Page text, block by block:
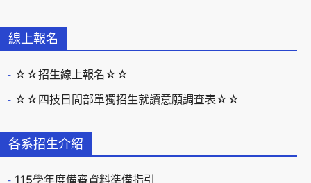
線上報名
☆☆招生線上報名☆☆
☆☆四技日間部單獨招生就讀意願調查表☆☆
各系招生介紹
115學年度備審資料準備指引